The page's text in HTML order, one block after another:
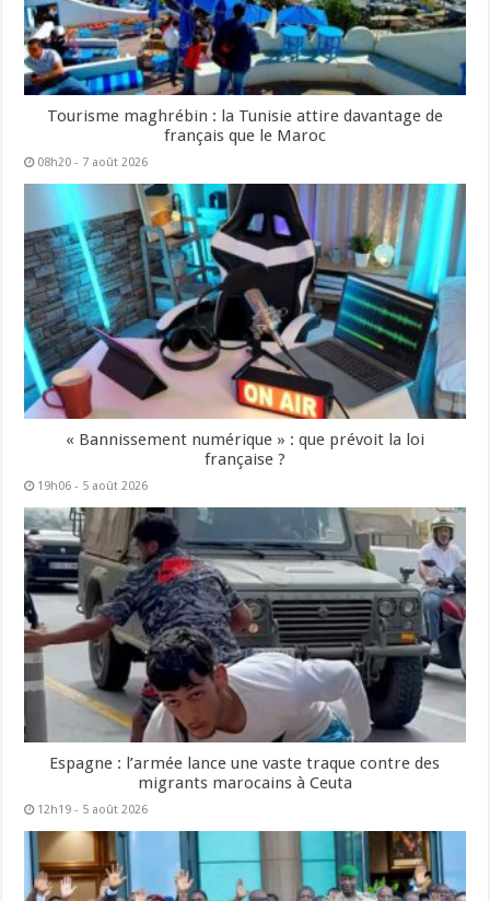
Tourisme maghrébin : la Tunisie attire davantage de
français que le Maroc
08h20 - 7 août 2026
« Bannissement numérique » : que prévoit la loi
française ?
19h06 - 5 août 2026
Espagne : l’armée lance une vaste traque contre des
migrants marocains à Ceuta
12h19 - 5 août 2026